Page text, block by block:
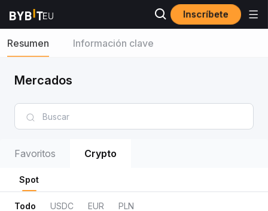
Inscríbete
Resumen Información clave
Mercados
Favoritos Crypto
Spot
Todo USDC EUR PLN